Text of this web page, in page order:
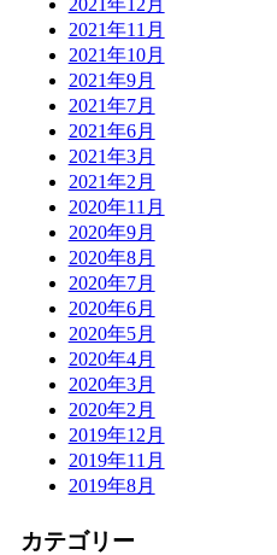
2021年11月
2021年10月
2021年9月
2021年7月
2021年6月
2021年3月
2021年2月
2020年11月
2020年9月
2020年8月
2020年7月
2020年6月
2020年5月
2020年4月
2020年3月
2020年2月
2019年12月
2019年11月
2019年8月
カテゴリー